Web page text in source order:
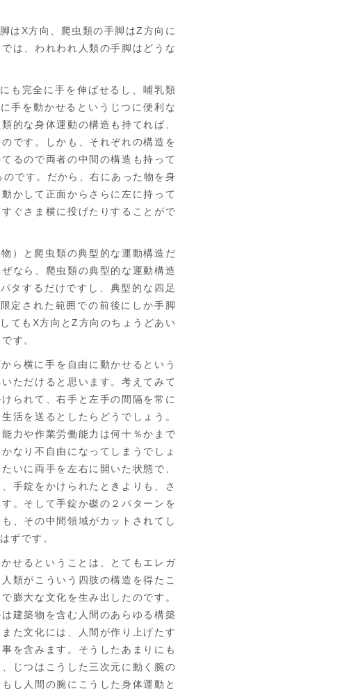
はX方向、爬虫類の手脚はZ方向に
は、われわれ人類の手脚はどうな
も完全に手を伸ばせるし、哺乳類
手を動かせるというじつに便利な
的な身体運動の構造も持てれば、
です。しかも、それぞれの構造を
るので両者の中間の構造も持って
です。だから、右にあった物を身
かして正面からさらに左に持って
ぐさま横に投げたりすることがで
）と爬虫類の典型的な運動構造だ
なら、爬虫類の典型的な運動構造
タするだけですし、典型的な四足
定された範囲での前後にしか手脚
てもX方向とZ方向のちょうどあい
す。
ら横に手を自由に動かせるという
ただけると思います。考えてみて
られて、右手と左手の間隔を常に
活を送るとしたらどうでしょう。
力や作業労働能力は何十％かまで
なり不自由になってしまうでしょ
いに両手を左右に開いた状態で、
手錠をかけられたときよりも、さ
。そして手錠か磔の２パターンを
、その中間領域がカットされてし
ずです。
せるということは、とてもエレガ
類がこういう四肢の構造を得たこ
膨大な文化を生み出したのです。
建築物を含む人間のあらゆる構築
た文化には、人間が作り上げたす
を含みます。そうしたあまりにも
じつはこうした三次元に動く腕の
し人間の腕にこうした身体運動と